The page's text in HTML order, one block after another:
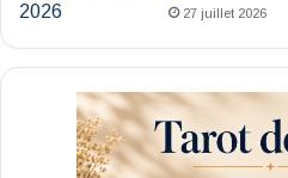
27 juillet 2026